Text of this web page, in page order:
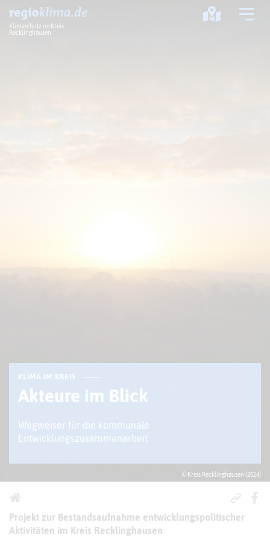
Klimaschutz im Kreis
Recklinghausen
© Kreis Recklinghausen (2024)
KLIMA IM KREIS
Akteure im Blick
Wegweiser für die kommunale
Entwicklungszusammenarbeit
Projekt zur Bestandsaufnahme entwicklungspolitischer
Aktivitäten im Kreis Recklinghausen